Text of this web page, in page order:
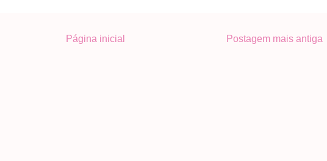
Postagem mais antiga
Página inicial